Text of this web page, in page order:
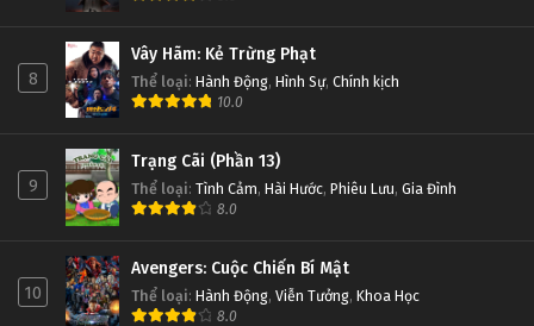
8
Vây Hãm: Kẻ Trừng Phạt
Thể loại: Hành Động, Hình Sự, Chính kịch
10.0
9
Trạng Cãi (Phần 13)
Thể loại: Tình Cảm, Hài Hước, Phiêu Lưu, Gia Đình
8.0
10
Avengers: Cuộc Chiến Bí Mật
Thể loại: Hành Động, Viễn Tưởng, Khoa Học
8.0